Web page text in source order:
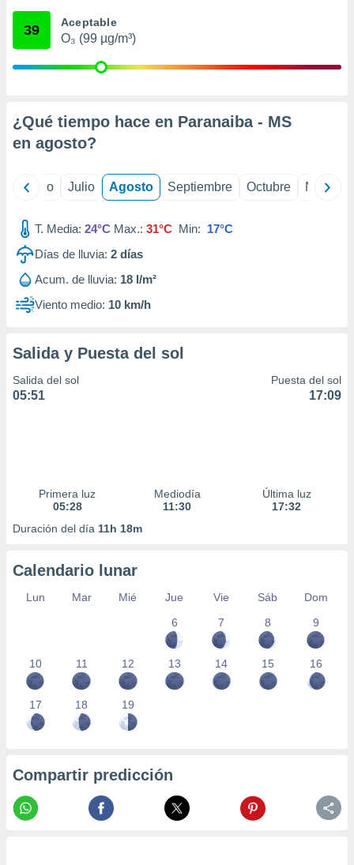
mediante
publicidad
1199
39 Aceptable
O₃ (99 µg/m³)
¿Qué tiempo hace en Paranaiba - MS
en agosto?
Junio Julio Agosto Septiembre Octubre
T. Media: 24°C Max.: 31°C Min: 17°C
Días de lluvia: 2 días
Acum. de lluvia: 18 l/m²
Viento medio: 10 km/h
Salida y Puesta del sol
Salida del sol
05:51
Puesta del sol
17:09
Primera luz
05:28
Mediodía
11:30
Última luz
17:32
Duración del día 11h 18m
Calendario lunar
Lun Mar Mié Jue Vie Sáb
Dom
6
7 8 9
10 11 12 13 14 15 16
17 18 19
Compartir predicción